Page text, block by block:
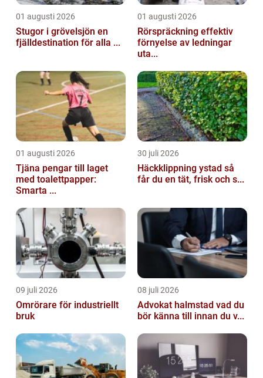
01 augusti 2026
Stugor i grövelsjön en
fjälldestination för alla ...
01 augusti 2026
Rörspräckning effektiv
förnyelse av ledningar
uta...
01 augusti 2026
Tjäna pengar till laget
med toalettpapper:
Smarta ...
30 juli 2026
Häckklippning ystad så
får du en tät, frisk och s...
09 juli 2026
Omrörare för industriellt
bruk
08 juli 2026
Advokat halmstad vad du
bör känna till innan du v...